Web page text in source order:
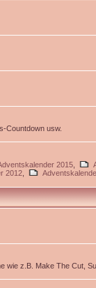
Countdown usw.
2015
2012
wie z.B. Make The Cut,